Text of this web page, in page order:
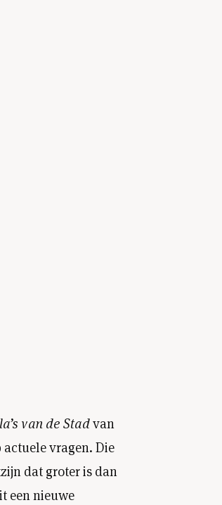
van de Stadvan
vragen. Die
dat groter is dan
een nieuwe